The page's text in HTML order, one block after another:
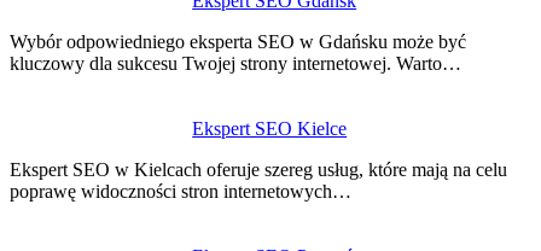
Wybór odpowiedniego eksperta SEO w Gdańsku może być
kluczowy dla sukcesu Twojej strony internetowej. Warto…
Ekspert SEO Kielce
Ekspert SEO w Kielcach oferuje szereg usług, które mają na celu
poprawę widoczności stron internetowych…